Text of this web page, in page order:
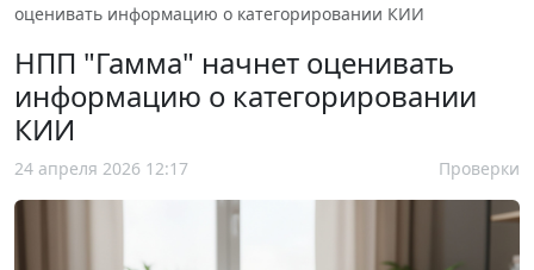
оценивать информацию о категорировании КИИ
НПП "Гамма" начнет оценивать
информацию о категорировании
КИИ
24 апреля 2026 12:17 Проверки